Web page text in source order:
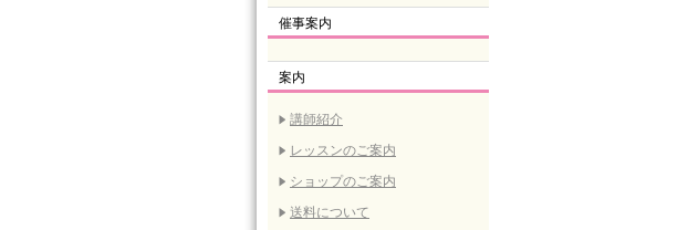
催事案内
案内
講師紹介
レッスンのご案内
ショップのご案内
送料について